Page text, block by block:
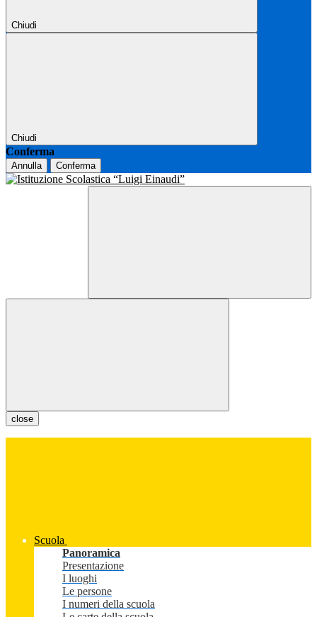
Chiudi
Chiudi
Conferma
Annulla Conferma
close
Scuola
Panoramica
Presentazione
I luoghi
Le persone
I numeri della scuola